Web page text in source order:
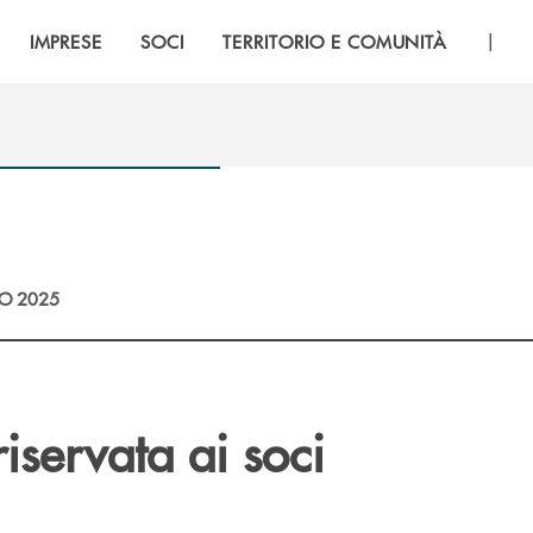
IMPRESE SOCI TERRITORIO E COMUNITÀ |
2025
ai soci